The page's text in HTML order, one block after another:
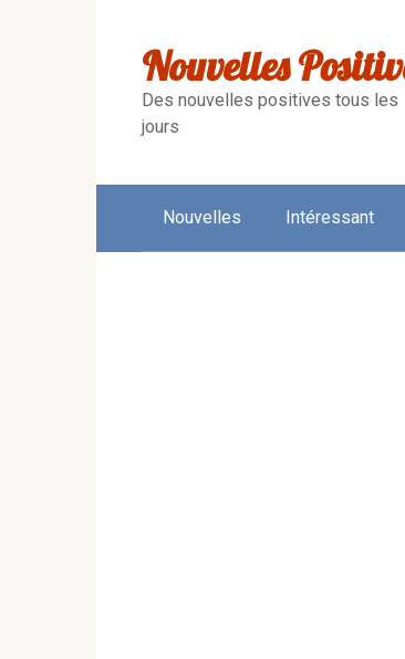
Nouvelles
Des nouvelles positives tous les
jours
Nouvelles Intéressant